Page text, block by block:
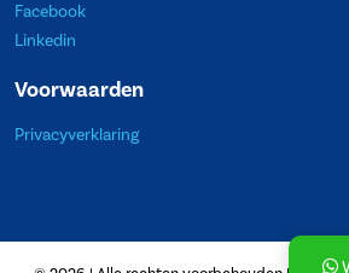
Facebook
Linkedin
Voorwaarden
Privacyverklaring